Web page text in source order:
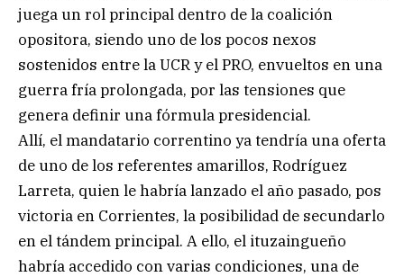
juega un rol principal dentro de la coalición
opositora, siendo uno de los pocos nexos
sostenidos entre la UCR y el PRO, envueltos en una
guerra fría prolongada, por las tensiones que
genera definir una fórmula presidencial.
Allí, el mandatario correntino ya tendría una oferta
de uno de los referentes amarillos, Rodríguez
Larreta, quien le habría lanzado el año pasado, pos
victoria en Corrientes, la posibilidad de secundarlo
en el tándem principal. A ello, el ituzaingueño
habría accedido con varias condiciones, una de